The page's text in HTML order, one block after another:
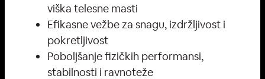
viška telesne masti
Efikasne vežbe za snagu, izdržljivost i
pokretljivost
Poboljšanje fizičkih performansi,
stabilnosti i ravnoteže